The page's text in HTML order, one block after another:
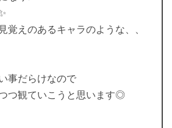
覚えのあるキャラのような、、
事だらけなので
つ観ていこうと思います◎